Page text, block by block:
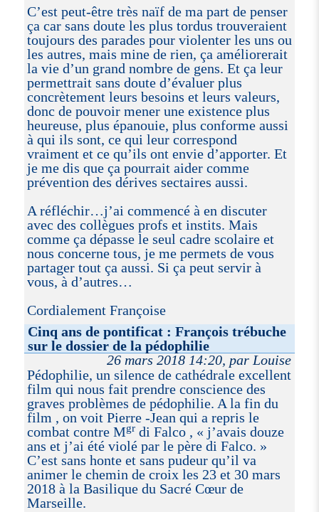
C’est peut-être très naïf de ma part de penser
ça car sans doute les plus tordus trouveraient
toujours des parades pour violenter les uns ou
les autres, mais mine de rien, ça améliorerait
la vie d’un grand nombre de gens. Et ça leur
permettrait sans doute d’évaluer plus
concrètement leurs besoins et leurs valeurs,
donc de pouvoir mener une existence plus
heureuse, plus épanouie, plus conforme aussi
à qui ils sont, ce qui leur correspond
vraiment et ce qu’ils ont envie d’apporter. Et
je me dis que ça pourrait aider comme
prévention des dérives sectaires aussi.
A réfléchir…j’ai commencé à en discuter
avec des collègues profs et instits. Mais
comme ça dépasse le seul cadre scolaire et
nous concerne tous, je me permets de vous
partager tout ça aussi. Si ça peut servir à
vous, à d’autres…
Cordialement Françoise
Cinq ans de pontificat : François trébuche
sur le dossier de la pédophilie
26 mars 2018 14:20, par Louise
Pédophilie, un silence de cathédrale excellent
film qui nous fait prendre conscience des
graves problèmes de pédophilie. A la fin du
film , on voit Pierre -Jean qui a repris le
combat contre Mgrdi Falco , « j’avais douze
ans et j’ai été violé par le père di Falco. »
C’est sans honte et sans pudeur qu’il va
animer le chemin de croix les 23 et 30 mars
2018 à la Basilique du Sacré Cœur de
Marseille.